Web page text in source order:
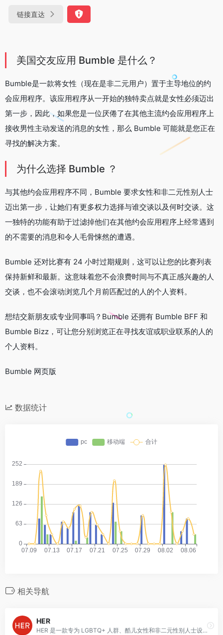
链接直达
美国交友应用 Bumble 是什么？
Bumble是一款将女性（现在是非二元用户）置于主导地位的约
会应用程序。该应用程序从一开始的独特卖点就是女性必须迈出
第一步，因此，如果您是一位厌倦了在其他主流约会应用程序上
接收男性主动发送的消息的女性，那么 Bumble 可能就是您正在
寻找的解决方案。
为什么选择 Bumble ？
与其他约会应用程序不同，Bumble 要求女性和非二元性别人士
迈出第一步，让她们有更多权力选择与谁交谈以及何时交谈。这
一独特的功能有助于过滤掉他们在其他约会应用程序上经常遇到
的不需要的消息和令人毛骨悚然的遭遇。
Bumble 还对比赛有 24 小时过期规则，这可以让您的比赛列表
保持新鲜和最新。这意味着您不会浪费时间与不真正感兴趣的人
交谈，也不会滚动浏览几个月前匹配过的人的个人资料。
想结交新朋友或专业同事吗？Bumble 还拥有 Bumble BFF 和
Bumble Bizz，可让您分别浏览正在寻找友谊或职业联系的人的
个人资料。
Bumble 网页版
数据统计
相关导航
HER
HER 是一款专为 LGBTQ+ 人群、酷儿女性和非二元性别人士设计的约会应用程序